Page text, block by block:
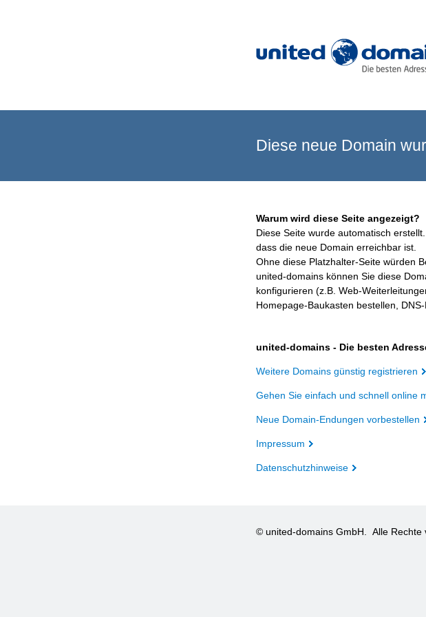
Diese neue Domain
Warum wird diese Seite angezeigt?
Diese Seite wurde automatisch
dass die neue Domain erreichbar ist.
Ohne diese Platzhalter-Seite würden
united-domains können Sie diese
konfigurieren (z.B. Web-
Homepage-Baukasten bestellen,
united-domains - Die besten
Weitere Domains günstig registrieren
Gehen Sie einfach und schnell online
Neue Domain-Endungen vorbestellen
Impressum
Datenschutzhinweise
© united-domains GmbH. Alle Rechte